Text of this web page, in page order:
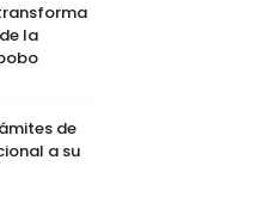
la
de
a su